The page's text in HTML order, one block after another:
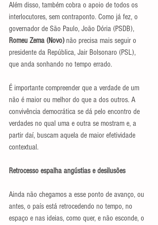
Além disso, também cobra o apoio de todos os
interlocutores, sem contraponto. Como já fez, o
governador de São Paulo, João Dória (PSDB),
Romeu Zema (Novo) não precisa mais seguir o
presidente da República, Jair Bolsonaro (PSL),
que anda sonhando no tempo errado.
É importante compreender que a verdade de um
não é maior ou melhor do que a dos outros. A
convivência democrática se dá pelo encontro de
verdades no qual uma e outra se mostram e, a
partir daí, buscam aquela de maior efetividade
contextual.
Retrocesso espalha angústias e desilusões
Ainda não chegamos a esse ponto de avanço, ou
antes, o país está retrocedendo no tempo, no
espaço e nas ideias, como quer, e não esconde, o